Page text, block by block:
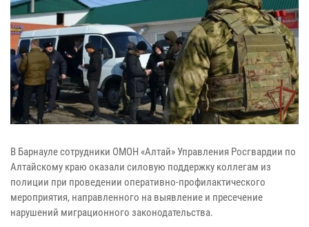
В Барнауле сотрудники ОМОН «Алтай» Управления Росгвардии по
Алтайскому краю оказали силовую поддержку коллегам из
полиции при проведении оперативно-профилактического
мероприятия, направленного на выявление и пресечение
нарушений миграционного законодательства.